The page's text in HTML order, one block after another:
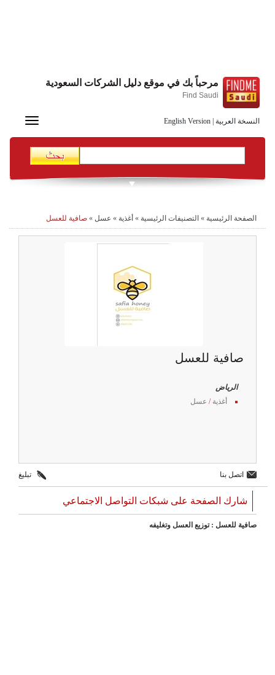
النسخة العربية English Version
مرحباً بك في موقع دليل الشركات السعودية
Find Saudi
Toggle
الصفحة الرئيسية » التصنيفات الرئيسية » أغذية » عسل » صافية للعسل
صافية للعسل
الرياض
أغذية / عسل
اتصل بنا تبليغ
شارك الصفحة على شبكات التواصل الاجتماعي
صافية للعسل : توزيع العسل وتغليفه